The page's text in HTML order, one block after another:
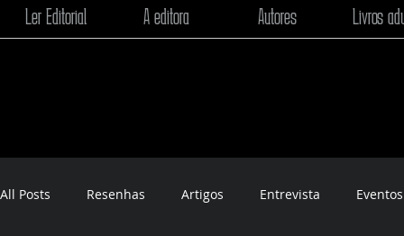
Ler Editorial A editora Autores Livros
All Posts Resenhas Artigos Entrevista Eventos